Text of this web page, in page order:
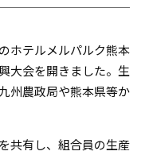
ホテルメルパルク熊本
大会を開きました。生
州農政局や熊本県等か
共有し、組合員の生産